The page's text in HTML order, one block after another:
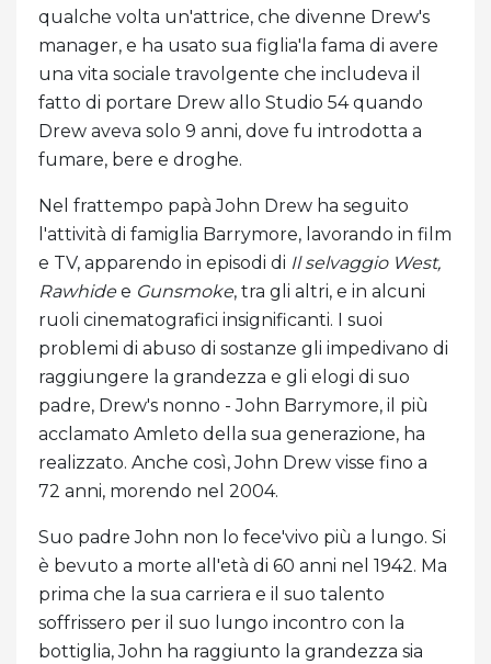
qualche volta un'attrice, che divenne Drew's
manager, e ha usato sua figlia'la fama di avere
una vita sociale travolgente che includeva il
fatto di portare Drew allo Studio 54 quando
Drew aveva solo 9 anni, dove fu introdotta a
fumare, bere e droghe.
Nel frattempo papà John Drew ha seguito
l'attività di famiglia Barrymore, lavorando in film
e TV, apparendo in episodi di Il selvaggio West,
Rawhidee Gunsmoke, tra gli altri, e in alcuni
ruoli cinematografici insignificanti. I suoi
problemi di abuso di sostanze gli impedivano di
raggiungere la grandezza e gli elogi di suo
padre, Drew's nonno - John Barrymore, il più
acclamato Amleto della sua generazione, ha
realizzato. Anche così, John Drew visse fino a
72 anni, morendo nel 2004.
Suo padre John non lo fece'vivo più a lungo. Si
è bevuto a morte all'età di 60 anni nel 1942. Ma
prima che la sua carriera e il suo talento
soffrissero per il suo lungo incontro con la
bottiglia, John ha raggiunto la grandezza sia